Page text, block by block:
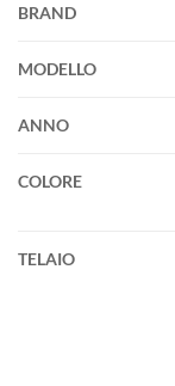
BRAND
MODELLO
ANNO
COLORE
TELAIO